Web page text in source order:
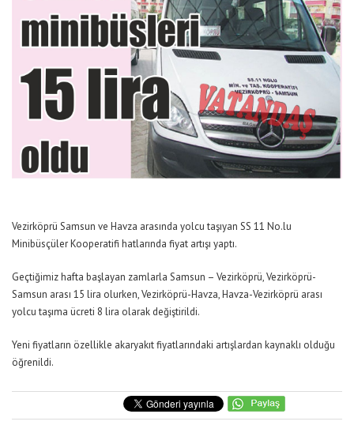
Vezirköprü Samsun ve Havza arasında yolcu taşıyan SS 11 No.lu
Minibüsçüler Kooperatifi hatlarında fiyat artışı yaptı.
Geçtiğimiz hafta başlayan zamlarla Samsun – Vezirköprü, Vezirköprü-
Samsun arası 15 lira olurken, Vezirköprü-Havza, Havza-Vezirköprü arası
yolcu taşıma ücreti 8 lira olarak değiştirildi.
Yeni fiyatların özellikle akaryakıt fiyatlarındaki artışlardan kaynaklı olduğu
öğrenildi.